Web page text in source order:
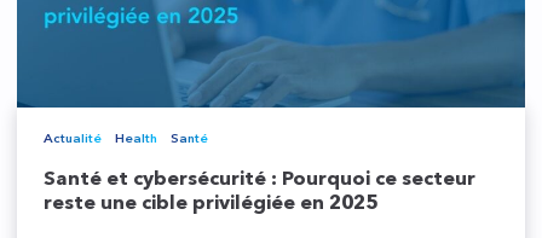
Actualité Health Santé
Santé et cybersécurité : Pourquoi ce secteur
reste une cible privilégiée en 2025